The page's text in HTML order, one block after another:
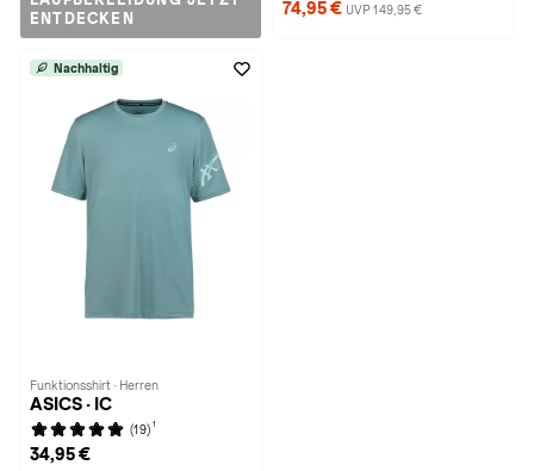
ENTDECKEN
74,95 € UVP 149,95 €
Nachhaltig
Funktionsshirt · Herren
ASICS · IC
(19) 1
34,95 €